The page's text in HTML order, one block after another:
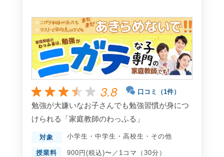
3.8 口コミ（1件）
勉強が大嫌いなお子さんでも勉強習慣が身につ
けられる「家庭教師のわっふる」
対象 小学生 ・ 中学生 ・ 高校生 ・ その他
授業料 900円(税込)〜／1コマ（30分）